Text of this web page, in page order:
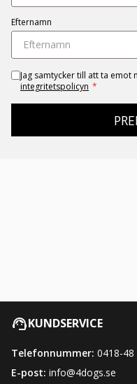
Efternamn
Jag samtycker till att ta
integritetspolicyn *
KUNDSERVICE
Telefonnummer: 0418-48
E-post: info@4dogs.se